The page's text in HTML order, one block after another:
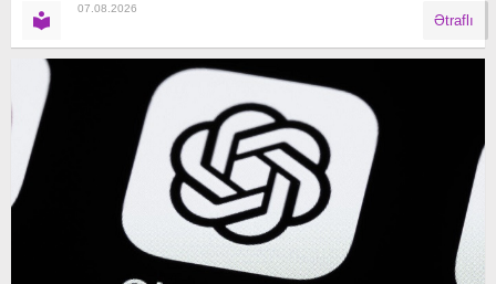
07.08.2026
Ətraflı